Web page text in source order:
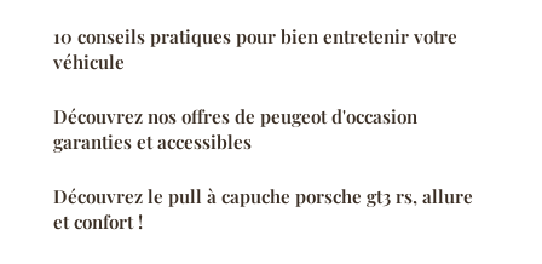
10 conseils pratiques pour bien entretenir votre
véhicule
Découvrez nos offres de peugeot d'occasion
garanties et accessibles
Découvrez le pull à capuche porsche gt3 rs, allure
et confort !